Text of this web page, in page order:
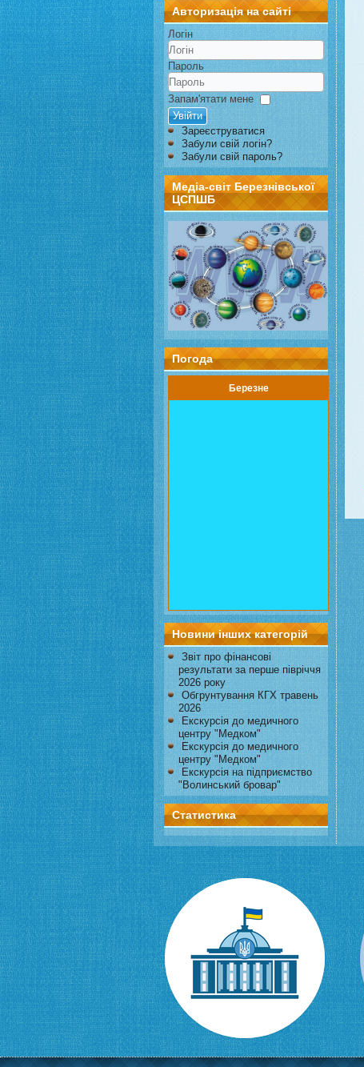
Авторизація на сайті
Логін
Пароль
Запам'ятати мене
Увійти
Зареєструватися
Забули свій логін?
Забули свій пароль?
Медіа-світ Березнівської
ЦСПШБ
Погода
Березне
Новини інших категорій
Звіт про фінансові
результати за перше півріччя
2026 року
Обгрунтування КГХ травень
2026
Екскурсія до медичного
центру "Медком"
Екскурсія до медичного
центру "Медком"
Екскурсія на підприємство
"Волинський бровар"
Статистика